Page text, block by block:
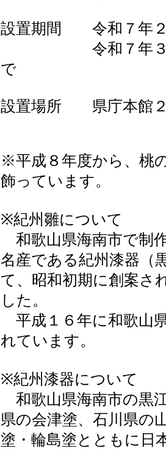
設置期間 令和７年２
令和７年３月３
で
設置場所 県庁本館２
※平成８年度から、桃
飾っています。
※紀州雛について
和歌山県海南市で制
名産である紀州漆器（
て、昭和初期に創案さ
した。
平成１６年に和歌山
れています。
※紀州漆器について
和歌山県海南市の黒
県の会津塗、石川県の
塗・輪島塗とともに日